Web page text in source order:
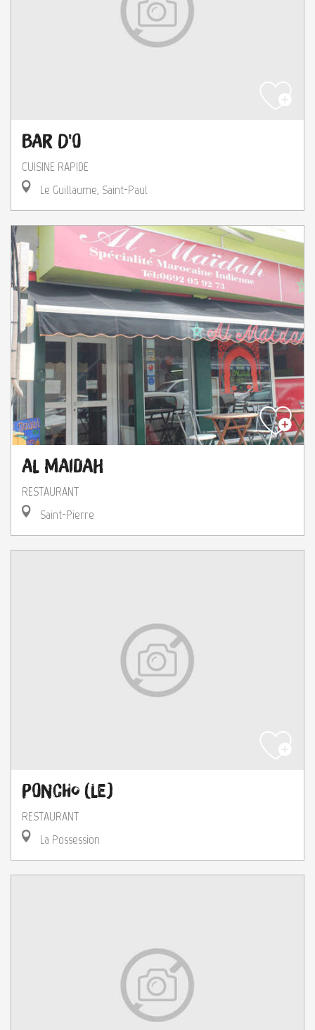
Bar d'O
CUISINE RAPIDE
Le Guillaume, Saint-Paul
Al Maidah
RESTAURANT
Saint-Pierre
Poncho (Le)
RESTAURANT
La Possession